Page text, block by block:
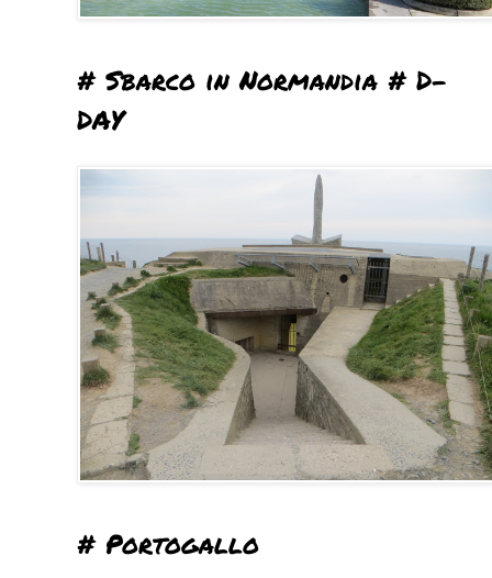
# Sbarco in Normandia # D-
DAY
# Portogallo